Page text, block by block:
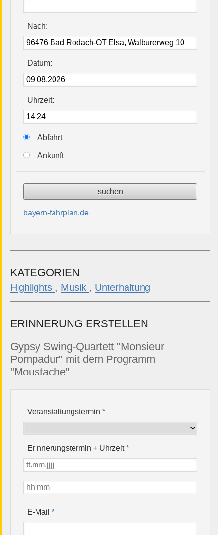
Nach:
Datum:
Uhrzeit:
Abfahrt
Ankunft
bayern-fahrplan.de
KATEGORIEN
Highlights , Musik , Unterhaltung
ERINNERUNG ERSTELLEN
Gypsy Swing-Quartett "Monsieur
Pompadur" mit dem Programm
"Moustache"
Veranstaltungstermin*
Erinnerungstermin + Uhrzeit*
E-Mail*